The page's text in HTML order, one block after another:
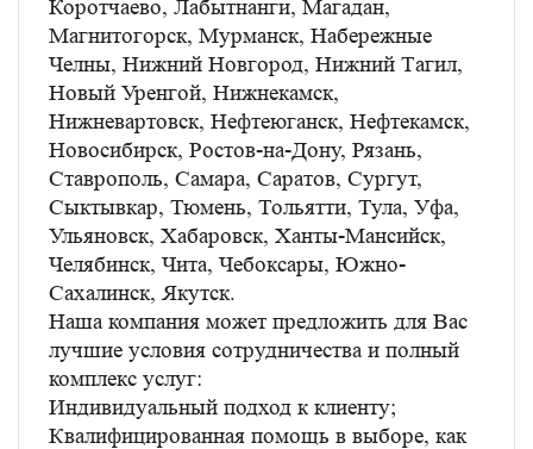
Коротчаево, Лабытнанги, Магадан,
Магнитогорск, Мурманск, Набережные
Челны, Нижний Новгород, Нижний Тагил,
Новый Уренгой, Нижнекамск,
Нижневартовск, Нефтеюганск, Нефтекамск,
Новосибирск, Ростов-на-Дону, Рязань,
Ставрополь, Самара, Саратов, Сургут,
Сыктывкар, Тюмень, Тольятти, Тула, Уфа,
Ульяновск, Хабаровск, Ханты-Мансийск,
Челябинск, Чита, Чебоксары, Южно-
Сахалинск, Якутск.
Наша компания может предложить для Вас
лучшие условия сотрудничества и полный
комплекс услуг:
Индивидуальный подход к клиенту;
Квалифицированная помощь в выборе, как